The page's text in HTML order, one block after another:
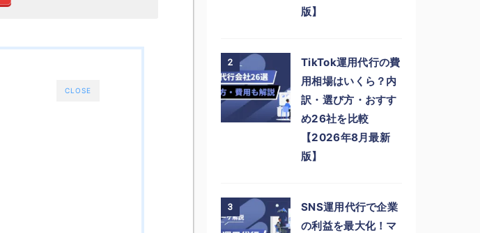
CLOSE
版】
2
TikTok運用代行の費
用相場はいくら？内
訳・選び方・おすす
め26社を比較
【2026年8月最新
版】
3
SNS運用代行で企業
の利益を最大化！マ